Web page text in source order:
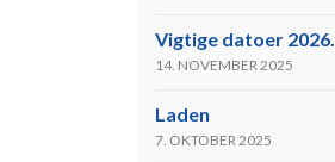
Vigtige datoer 2026.
14. NOVEMBER 2025
Laden
7. OKTOBER 2025